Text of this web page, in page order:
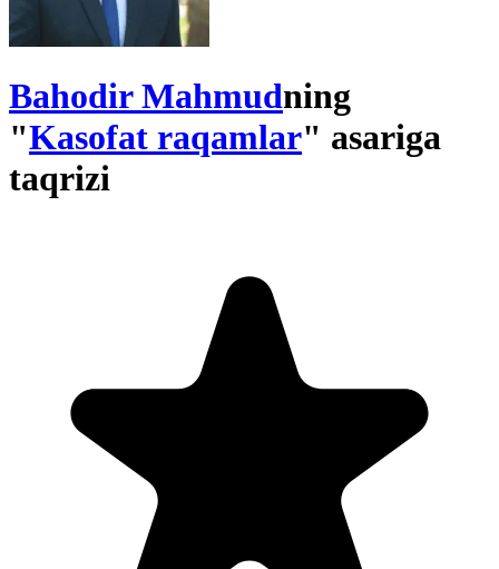
Bahodir Mahmudning
"Kasofat raqamlar" asariga
taqrizi